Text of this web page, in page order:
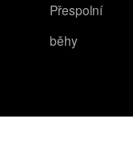
Přespolní
běhy